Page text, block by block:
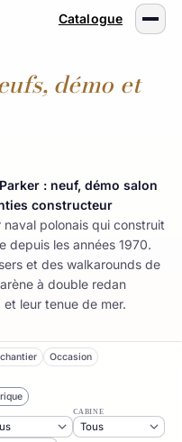
Catalogue
démo et
: neuf, démo salon
constructeur
polonais qui construit
depuis les années 1970.
et des walkarounds de
à double redan
leur tenue de mer.
Occasion
CABINE